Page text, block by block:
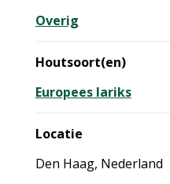
Overig
Houtsoort(en)
Europees lariks
Locatie
Den Haag, Nederland